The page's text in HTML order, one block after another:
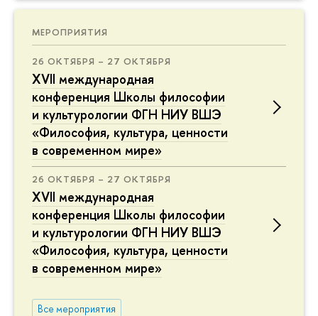
МЕРОПРИЯТИЯ
26 ОКТЯБРЯ – 27 ОКТЯБРЯ
XVII международная
конференция Школы философии
и культурологии ФГН НИУ ВШЭ
«Философия, культура, ценности
в современном мире»
26 ОКТЯБРЯ – 27 ОКТЯБРЯ
XVII международная
конференция Школы философии
и культурологии ФГН НИУ ВШЭ
«Философия, культура, ценности
в современном мире»
Все мероприятия